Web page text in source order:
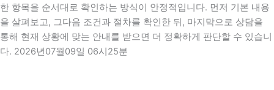
한 항목을 순서대로 확인하는 방식이 안정적입니다. 먼저 기본 내용
을 살펴보고, 그다음 조건과 절차를 확인한 뒤, 마지막으로 상담을
통해 현재 상황에 맞는 안내를 받으면 더 정확하게 판단할 수 있습니
다. 2026년07월09일 06시25분